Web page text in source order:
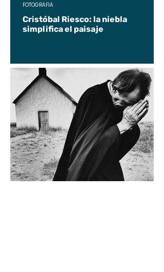
Cristóbal Riesco: la niebla
simplifica el paisaje
FOTOGRAFÍA